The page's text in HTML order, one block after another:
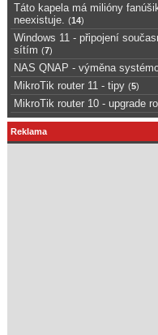
Táto kapela má milióny
neexistuje.
(14)
Windows 11 - připojení
sítím (7)
NAS QNAP - výměna
MikroTik router 11 - tipy (5)
MikroTik router 10 - upgrade
Reklama